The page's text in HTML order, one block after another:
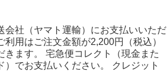
会社（ヤマト運輸）にお支払いいただ
利用はご注文金額が2,200円（税込）
きます。 宅急便コレクト（現金また
）でお支払いください。 クレジット